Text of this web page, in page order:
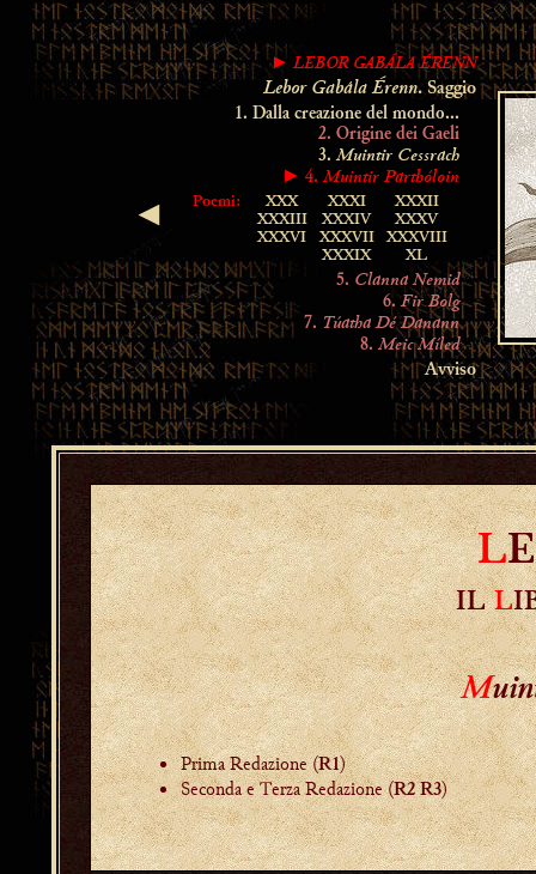
◄
► LEBOR GABÁLA ÉRENN
Lebor Gabála Érenn. Saggio
1. Dalla creazione del mondo...
2. Origine dei Gaeli
3.Muintir Cessrach
► 4.Muintir Parthóloin
Poemi: XXX XXXI
XXXII
XXXIII
XXXIV
XXXV
XXXVI
XXXVII
XXXVIII
XXXIX
XL
5. Clanna Nemid
6.Fir Bolg
7. Túatha Dé Danann
8.Meic Míled
Avviso
L
ILL
M
Prima Redazione (R1)
Seconda e Terza Redazione (R2 R3)